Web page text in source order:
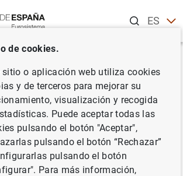
ESEN
de política
de cookies.
sitio o aplicación web utiliza cookies
y de terceros para mejorar su
visualización y recogida
Puede aceptar todas las
pulsando el botón "Aceptar",
pulsando el botón “Rechazar”
pulsando el botón
Para más información,